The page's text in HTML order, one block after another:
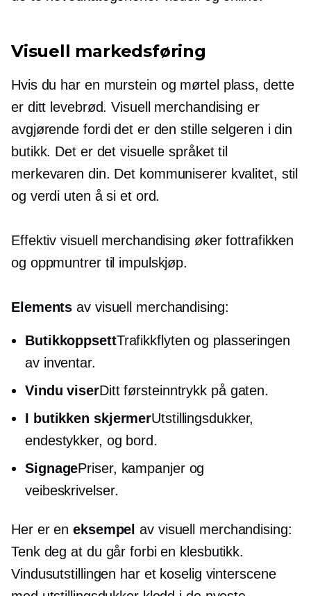
Visuell markedsføring
Hvis du har en murstein og mørtelplass, dette
er ditt levebrød. Visuell merchandising er
avgjørende fordi det er den stille selgeren i din
butikk. Det er det visuelle språket til
merkevaren din. Det kommuniserer kvalitet, stil
og verdi uten å si et ord.
Effektiv visuell merchandising øker fottrafikken
og oppmuntrer til impulskjøp.
Elements av visuell merchandising:
ButikkoppsettTrafikkflyten og plasseringen
av inventar.
Vindu viserDitt førsteinntrykk på gaten.
I butikken skjermerUtstillingsdukker,
endestykker, og bord.
SignagePriser, kampanjer og
veibeskrivelser.
Her er en eksempel av visuell merchandising:
Tenk deg at du går forbi en klesbutikk.
Vindusutstillingen har et koselig vinterscene